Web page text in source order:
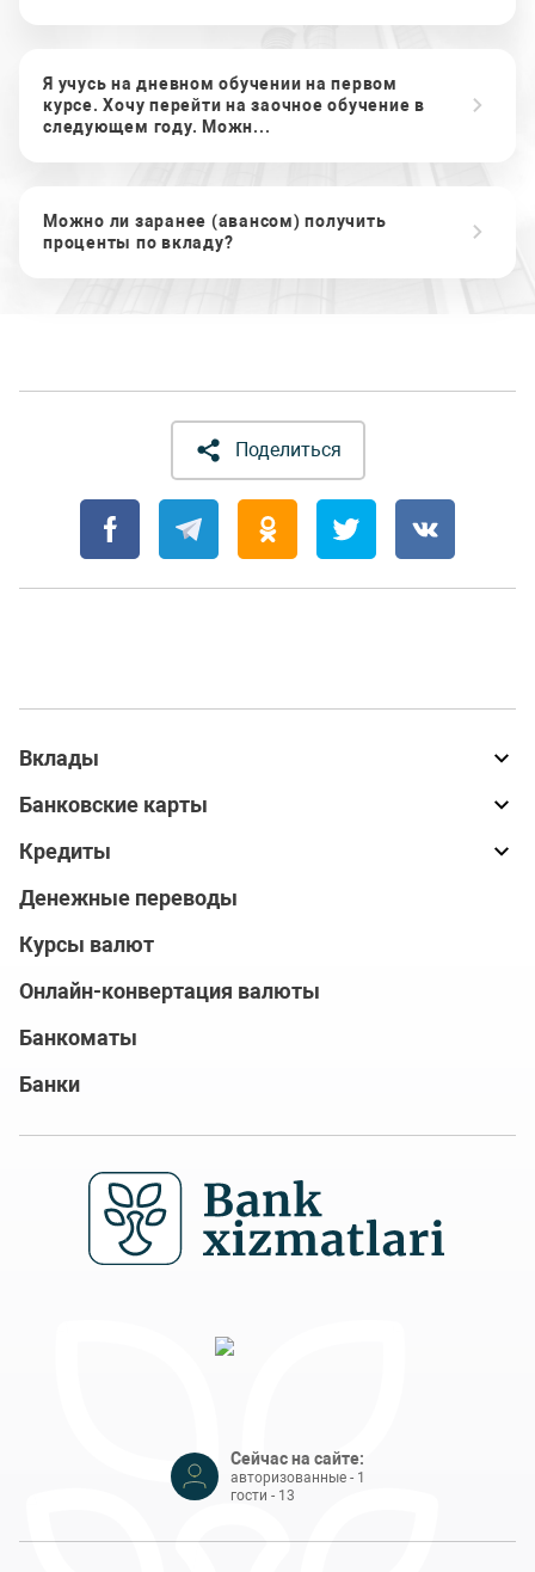
Я учусь на дневном обучении на первом
курсе. Хочу перейти на заочное обучение в
следующем году. Можн...
Можно ли заранее (авансом) получить
проценты по вкладу?
Поделиться
Вклады
Банковские карты
Кредиты
Денежные переводы
Курсы валют
Онлайн-конвертация валюты
Банкоматы
Банки
Сейчас на сайте:
авторизованные - 1
гости - 13